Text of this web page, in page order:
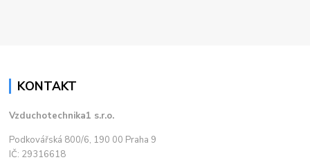
KONTAKT
Vzduchotechnika1 s.r.o.
Podkovářská 800/6, 190 00 Praha 9
IČ: 29316618